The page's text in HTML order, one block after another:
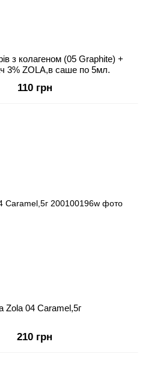
з колагеном (05 Graphite) +
3% ZOLA,в саше по 5мл.
110 грн
Zola 04 Caramel,5г
210 грн